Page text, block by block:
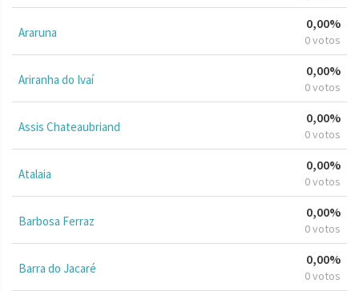
Araruna
0,00%
0 votos
Ariranha do Ivaí
0,00%
0 votos
Assis Chateaubriand
0,00%
0 votos
Atalaia
0,00%
0 votos
Barbosa Ferraz
0,00%
0 votos
Barra do Jacaré
0,00%
0 votos